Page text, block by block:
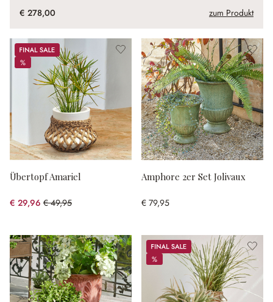
€ 278,00 zum Produkt
Sale
%
%
Übertopf Amariel
€ 29,96 € 49,95
(40.02% gespart)
Amphore 2er Set Jolivaux
€ 79,95
Sale
%
%